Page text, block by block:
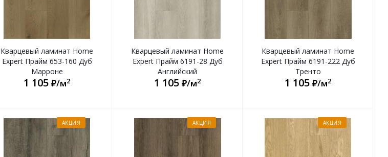
Кварцевый ламинат Home
Expert Прайм 653-160 Дуб
Марроне
1 105 ₽/м2
Кварцевый ламинат Home
Expert Прайм 6191-28 Дуб
Английский
1 105 ₽/м2
Кварцевый ламинат Home
Expert Прайм 6191-222 Дуб
Тренто
1 105 ₽/м2
АКЦИЯ АКЦИЯ АКЦИЯ